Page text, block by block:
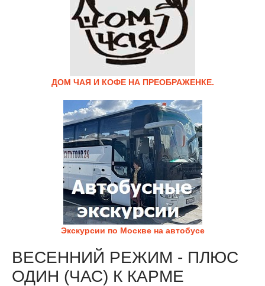
ДОМ ЧАЯ И КОФЕ НА ПРЕОБРАЖЕНКЕ.
Экскурсии по Москве на автобусе
ВЕСЕННИЙ РЕЖИМ - ПЛЮС
ОДИН (ЧАС) К КАРМЕ